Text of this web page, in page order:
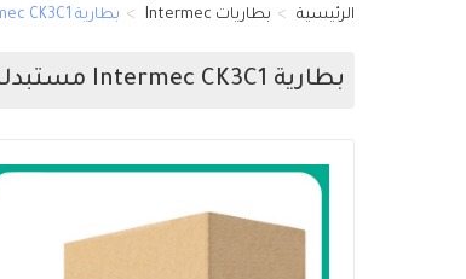
الرئيسية بطاريات Intermec بطارية Intermec CK3C1
بطارية Intermec CK3C1 مستبدلة عالية الجودة